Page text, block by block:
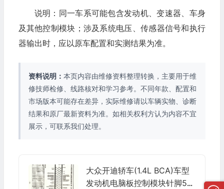
说明：同一车系可能包含发动机、变速器、车身
及其他控制模块；涉及系统电压、传感器信号和执行
器输出时，应以原车配置和实测结果为准。
资料说明： 本页内容由维修资料整理转换，主要用于维
修技师检修、线路核对和学习参考。不同年款、配置和
市场版本可能存在差异，实际维修请以车辆实物、诊断
结果和原厂最新资料为准。如相关权利方认为内容不宜
展示，可联系我们处理。
大众开迪轿车(1.4L BCA)车型
发动机电脑板控制模块针脚52